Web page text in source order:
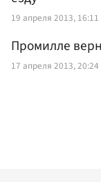
19 апреля 2013, 16:11
Промилле
17 апреля 2013, 20:24